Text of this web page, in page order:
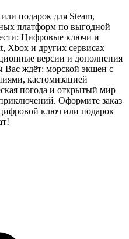
подарок для Steam,
платформ по выгодной
Цифровые ключи и
Xbox и других сервисах
версии и дополнения
ждёт: морской экшен с
кастомизацией
погода и открытый мир
Оформите заказ
ключ или подарок